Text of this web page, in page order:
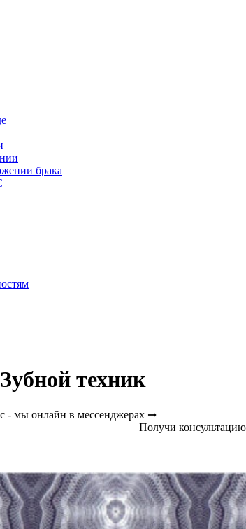
брака
Зубной техник
- мы онлайн в мессенджерах ➞
Получи